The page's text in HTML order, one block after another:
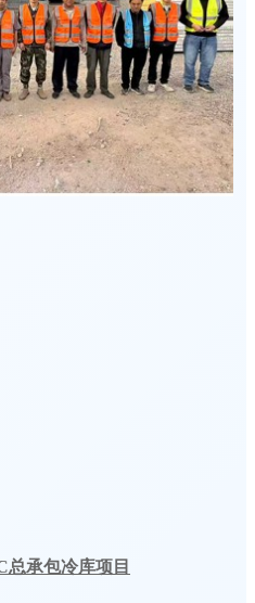
总承包冷库项目